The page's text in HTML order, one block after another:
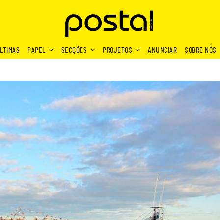
PAPEL SECÇÕES PROJETOS ANUNCIAR SOBRE NÓS